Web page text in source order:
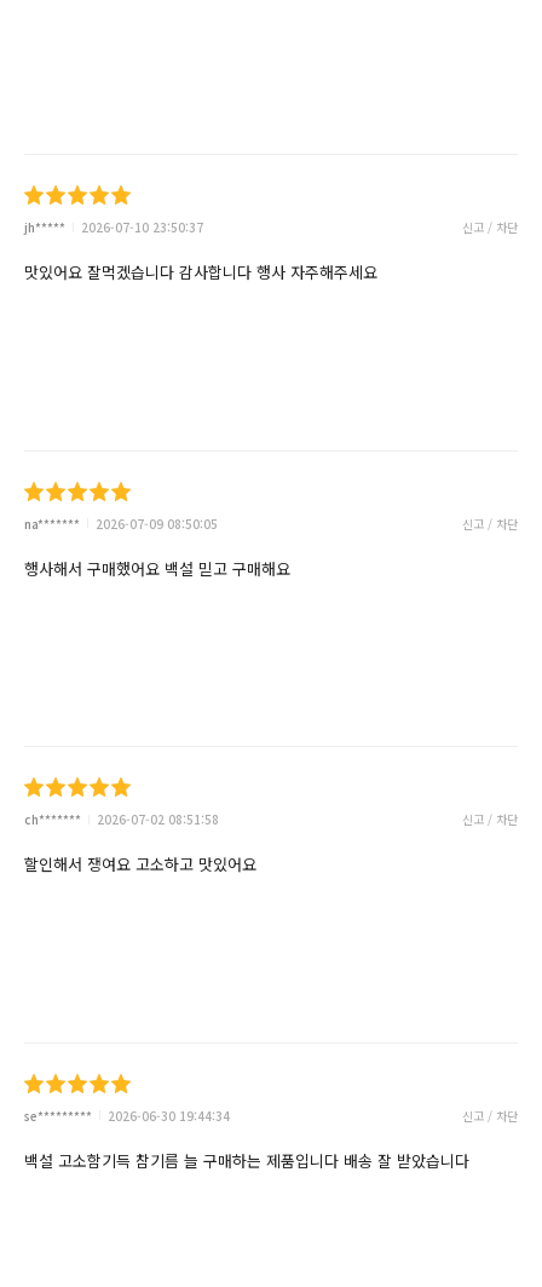
jh***** 2026-07-10 23:50:37 신고 / 차단
맛있어요 잘먹겠습니다 감사합니다 행사 자주해주세요
na******* 2026-07-09 08:50:05 신고 / 차단
행사해서 구매했어요 백설 믿고 구매해요
ch******* 2026-07-02 08:51:58 신고 / 차단
할인해서 쟁여요 고소하고 맛있어요
se********* 2026-06-30 19:44:34 신고 / 차단
백설 고소함기득 참기름 늘 구매하는 제품입니다 배송 잘 받았습니다